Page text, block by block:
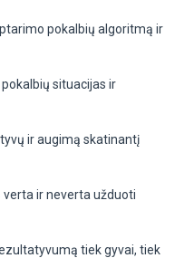
pokalbių algoritmą ir
situacijas ir
ir augimą skatinantį
verta ir neverta užduoti
tiek gyvai, tiek